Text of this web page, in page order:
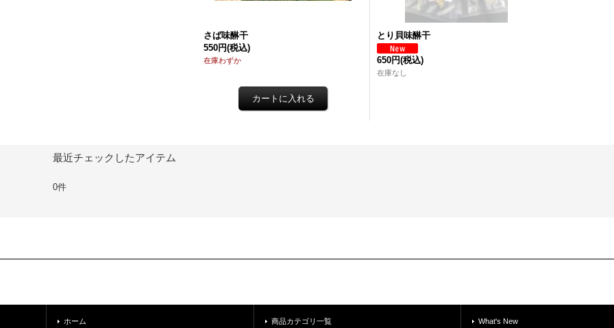
さば味醂干
550円(税込)
在庫わずか
とり貝味醂干
650円(税込)
在庫なし
最近チェックしたアイテム
0件
ホーム 商品カテゴリ一覧 What's New